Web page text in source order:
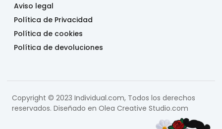
Aviso legal
Política de Privacidad
Política de cookies
Política de devoluciones
Copyright © 2023 Individual.com, Todos los derechos
reservados. Diseñado en Olea Creative Studio.com